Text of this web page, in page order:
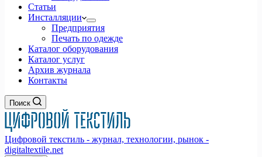
Статьи
Инсталляции
Предприятия
Печать по одежде
Каталог оборудования
Каталог услуг
Архив журнала
Контакты
Поиск
Цифровой текстиль - журнал, технологии, рынок -
digitaltextile.net